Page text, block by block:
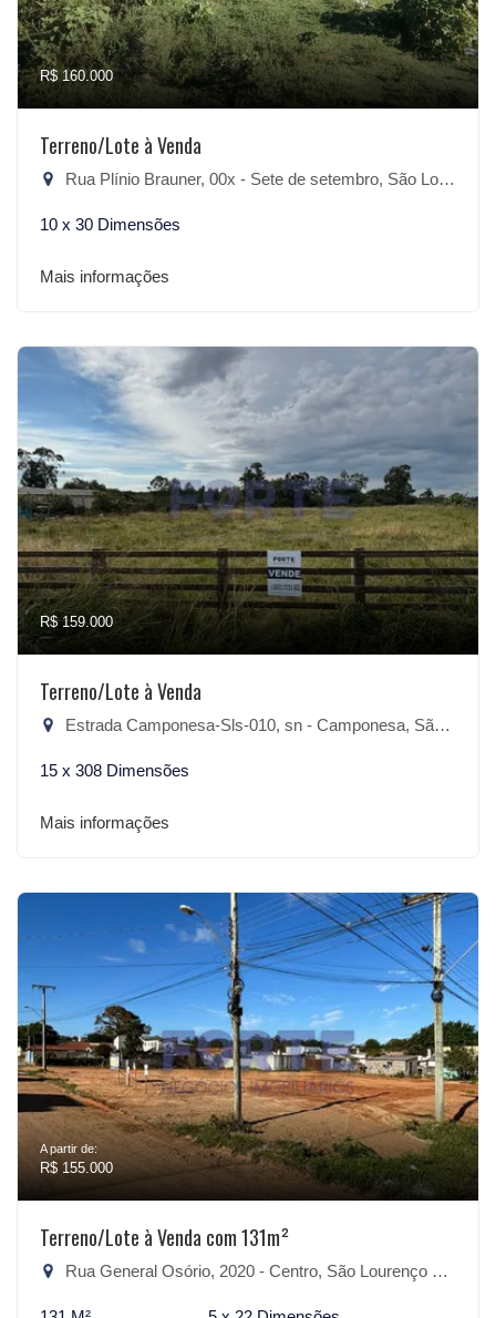
R$ 160.000
Terreno/Lote à Venda
Rua Plínio Brauner, 00x - Sete de setembro, São Lourenço do Sul-RS
10 x 30 Dimensões
Mais informações
R$ 159.000
Terreno/Lote à Venda
Estrada Camponesa-Sls-010, sn - Camponesa, São Lourenço do Sul-RS
15 x 308 Dimensões
Mais informações
A partir de:
R$ 155.000
Terreno/Lote à Venda com 131m²
Rua General Osório, 2020 - Centro, São Lourenço do Sul-RS